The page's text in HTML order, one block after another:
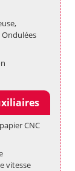
Ondulées
CNC
vitesse